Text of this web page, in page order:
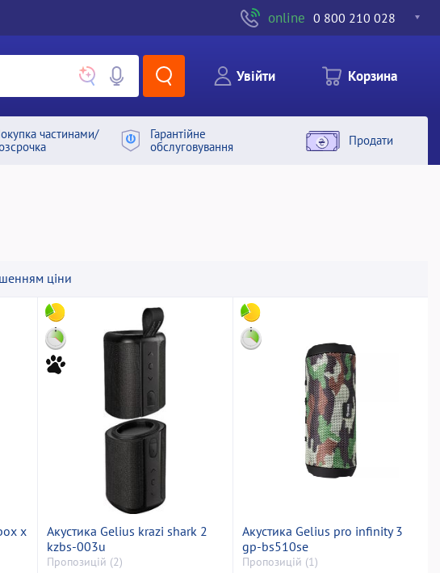
online 0 800 210 028
Увiйти Корзина
частинами/
Гарантiйне
обслуговування
Продати
ціни
x
Акустика Gelius krazi shark 2
kzbs-003u
Пропозицій (2)
Акустика Gelius pro infinity 3
gp-bs510se
Пропозицій (1)